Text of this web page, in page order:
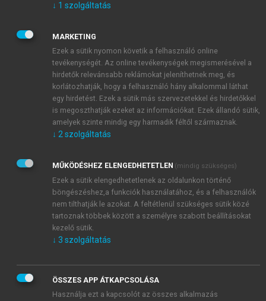
JELSZÓ
JELSZÓ ÚJRA
Kérek értesítést a MeRSZ újdonságairól, akcióiról.
Kérek értesítést az Akadémiai Kiadó Zrt. újdonságairól,
Adatkezelési tájékoztatóbanfoglaltakat tudomásul
veszem és elfogadom.
Általános vásárlási feltételeket, valamint a szotar.netés a
mersz.huoldalak licencszerződéseiben foglaltakat
tudomásul veszem és elfogadom.
KIPRÓBÁLOM
↓ 1 szolgáltatás
MARKETING
Ezek a sütik nyomon követik a felhasználó online
tevékenységét. Az online tevékenységek megismerésével a
hirdetők relevánsabb reklámokat jeleníthetnek meg, és
korlátozhatják, hogy a felhasználó hány alkalommal láthat
egy hirdetést. Ezek a sütik más szervezetekkel és hirdetőkkel
is megoszthatják ezeket az információkat. Ezek állandó sütik,
amelyek szinte mindig egy harmadik féltől származnak.
↓ 2 szolgáltatás
MŰKÖDÉSHEZ ELENGEDHETETLEN (mindig szükséges)
Ezek a sütik elengedhetetlenek az oldalunkon történő
böngészéshez,a funkciók használatához, és a felhasználók
nem tilthatják le azokat. A feltétlenül szükséges sütik közé
tartoznak többek között a személyre szabott beállításokat
kezelő sütik.
↓ 3 szolgáltatás
ÖSSZES APP ÁTKAPCSOLÁSA
Használja ezt a kapcsolót az összes alkalmazás